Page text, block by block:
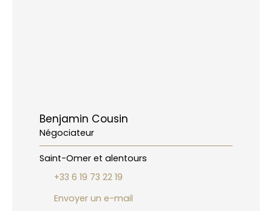
Benjamin Cousin
Négociateur
Saint-Omer et alentours
+33 6 19 73 22 19
Envoyer un e-mail